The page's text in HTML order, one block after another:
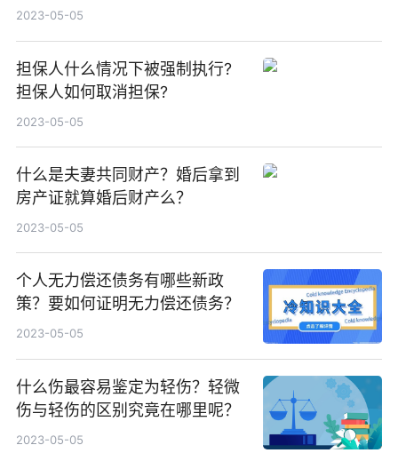
2023-05-05
担保人什么情况下被强制执行?
担保人如何取消担保?
2023-05-05
什么是夫妻共同财产？婚后拿到
房产证就算婚后财产么？
2023-05-05
个人无力偿还债务有哪些新政
策？要如何证明无力偿还债务？
2023-05-05
什么伤最容易鉴定为轻伤？轻微
伤与轻伤的区别究竟在哪里呢？
2023-05-05